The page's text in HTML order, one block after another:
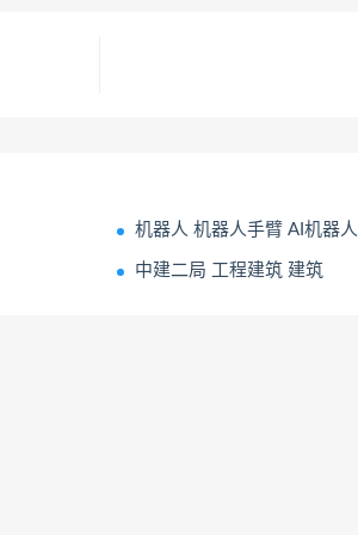
机器人 机器人手臂 AI机器人
中建二局 工程建筑 建筑